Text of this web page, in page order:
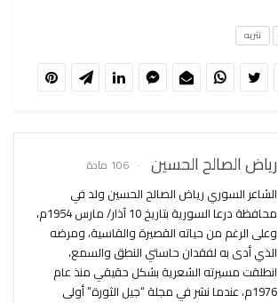
نثريه
رياض الصالح الحسين 106 مادة
الشاعر السوري رياض الصالح الحسين ولد في
محافظة درعا السورية بتاريخ 10 آذار/ مارس 1954م،
وعلى الرغم من حياته القصيرة والقاسية، ومرضه
الذي أدى به لفقدان حاستي النطق والسمع،
انطلقت مسيرته الشعرية بشكل حقيقي منذ عام
1976م، عندما نشر في مجلة “جيل الثورة” أولى